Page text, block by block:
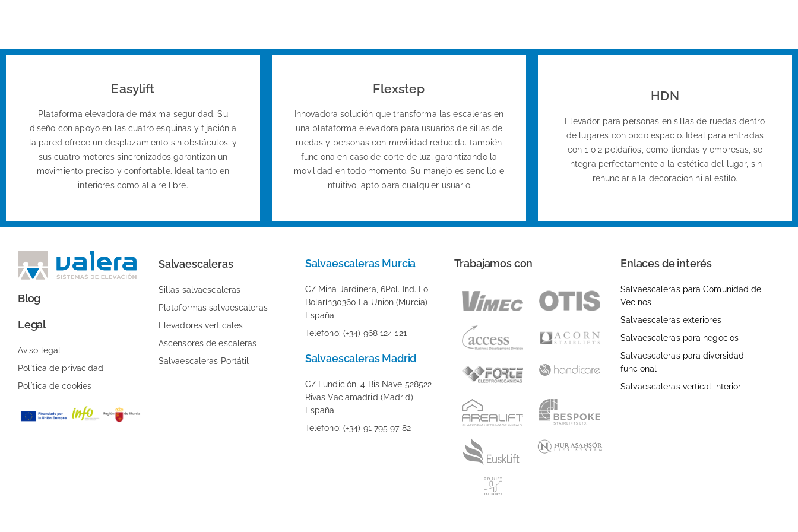
Easylift
Plataforma elevadora de máxima seguridad. Su
diseño con apoyo en las cuatro esquinas y fijación a
la pared ofrece un desplazamiento sin obstáculos; y
sus cuatro motores sincronizados garantizan un
movimiento preciso y confortable. Ideal tanto en
interiores como al aire libre.
Flexstep
Innovadora solución que transforma las escaleras en
una plataforma elevadora para usuarios de sillas de
ruedas y personas con movilidad reducida. también
funciona en caso de corte de luz, garantizando la
movilidad en todo momento. Su manejo es sencillo e
intuitivo, apto para cualquier usuario.
HDN
Elevador para personas en sillas de ruedas dentro
de lugares con poco espacio. Ideal para entradas
con 1 o 2 peldaños, como tiendas y empresas, se
integra perfectamente a la estética del lugar, sin
renunciar a la decoración ni al estilo.
Blog
Legal
Aviso legal
Política de privacidad
Política de cookies
Salvaescaleras
Sillas salvaescaleras
Plataformas salvaescaleras
Elevadores verticales
Ascensores de escaleras
Salvaescaleras Portátil
Salvaescaleras Murcia
C/ Mina Jardinera, 6Pol. Ind. Lo
Bolarín30360 La Unión (Murcia)
España
Teléfono: (+34) 968 124 121
Salvaescaleras Madrid
C/ Fundición, 4 Bis Nave 528522
Rivas Vaciamadrid (Madrid)
España
Teléfono: (+34) 91 795 97 82
Trabajamos con Enlaces de interés
Salvaescaleras para Comunidad de
Vecinos
Salvaescaleras exteriores
Salvaescaleras para negocios
Salvaescaleras para diversidad
funcional
Salvaescaleras vertícal interior